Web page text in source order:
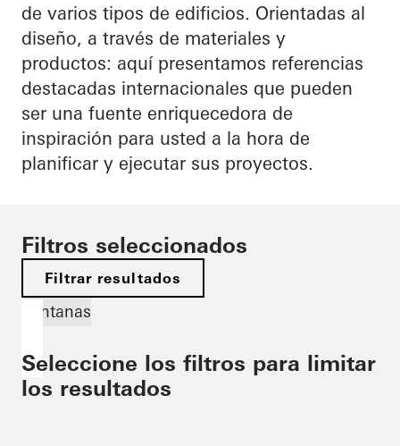
de varios tipos de edificios. Orientadas al
diseño, a través de materiales y
productos: aquí presentamos referencias
destacadas internacionales que pueden
ser una fuente enriquecedora de
inspiración para usted a la hora de
planificar y ejecutar sus proyectos.
Filtros seleccionados
Filtrar resultados
Ventanas
Seleccione los filtros para limitar
los resultados